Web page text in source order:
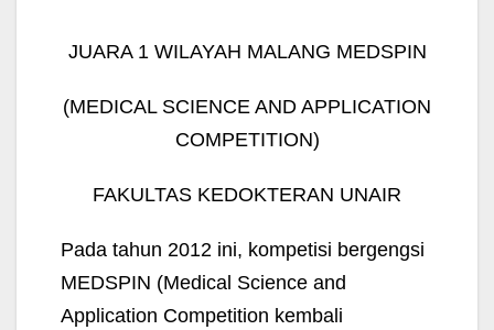
JUARA 1 WILAYAH MALANG MEDSPIN
(MEDICAL SCIENCE AND APPLICATION
COMPETITION)
FAKULTAS KEDOKTERAN UNAIR
Pada tahun 2012 ini, kompetisi bergengsi
MEDSPIN (Medical Science and
Application Competition kembali